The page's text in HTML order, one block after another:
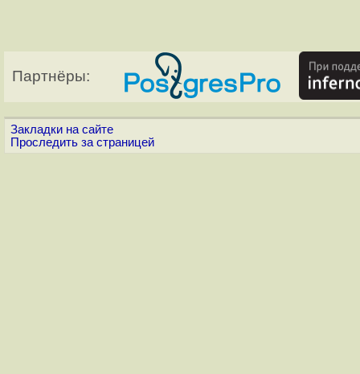
Партнёры:
Закладки на сайте
Проследить за страницей